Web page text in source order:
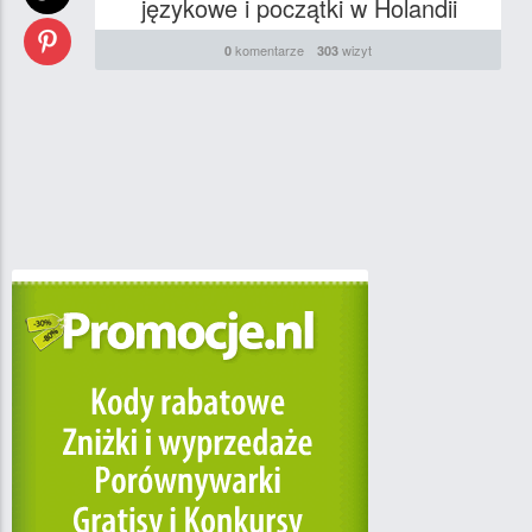
językowe i początki w Holandii
0 komentarze 303 wizyt